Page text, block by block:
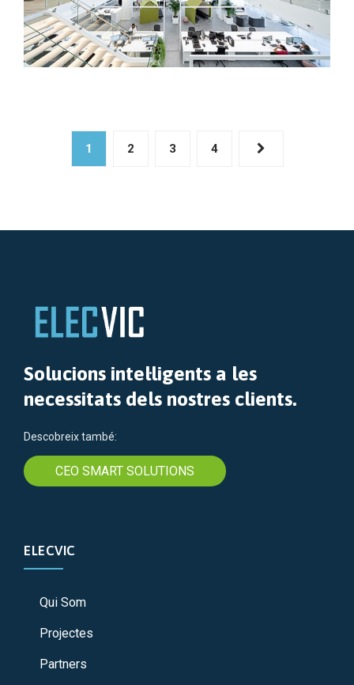
1 2 3 4
Solucions intel·ligents a les
necessitats dels nostres clients.
Descobreix també:
CEO SMART SOLUTIONS
ELECVIC
Qui Som
Projectes
Partners